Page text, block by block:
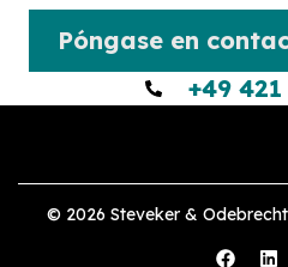
Póngase en
+49
© 2026 Steveker &